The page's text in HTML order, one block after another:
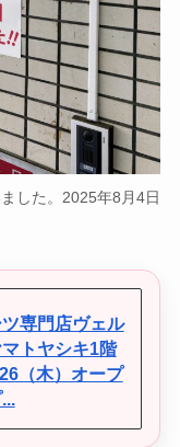
した。2025年8月4日
ツ専門店ヴェル
トヤシキ1階
（木）オープ